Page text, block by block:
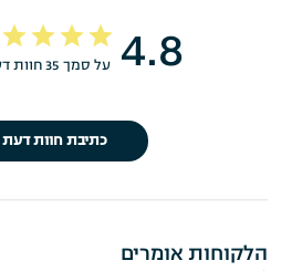
4.8 על סמך 35 חוות דעת
כתיבת חוות דעת
הלקוחות אומרים